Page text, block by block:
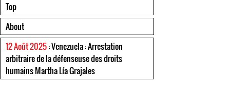
Top
About
12 Août 2025: Venezuela : Arrestation
arbitraire de la défenseuse des droits
humains Martha Lía Grajales